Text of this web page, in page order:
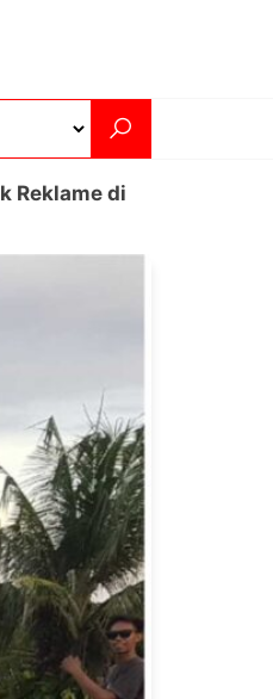
Reklame di